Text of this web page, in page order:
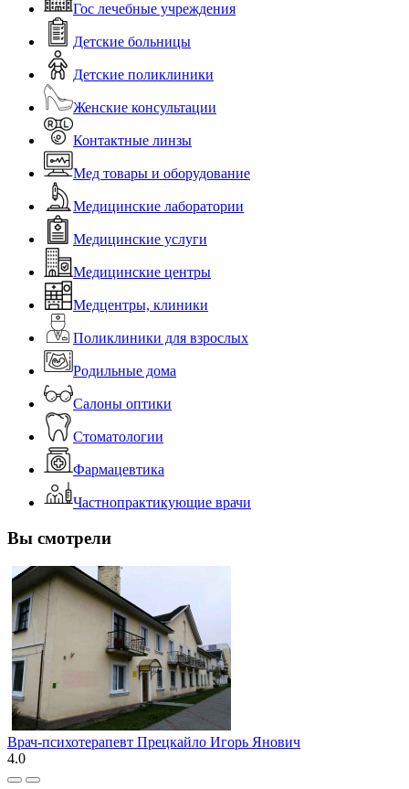
Гос лечебные учреждения
Детские больницы
Детские поликлиники
Женские консультации
Контактные линзы
Мед товары и оборудование
Медицинские лаборатории
Медицинские услуги
Медицинские центры
Медцентры, клиники
Поликлиники для взрослых
Родильные дома
Салоны оптики
Стоматологии
Фармацевтика
Частнопрактикующие врачи
Вы смотрели
Врач-психотерапевт Прецкайло Игорь Янович
4.0